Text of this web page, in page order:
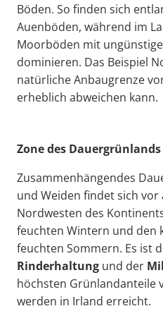
Böden. So finden sich
Auenböden, während im
Moorböden mit
dominieren. Das Beispiel
natürliche Anbaugrenze
erheblich abweichen kann.
Zone des Dauergrünlands
Zusammenhängendes
und Weiden findet sich
Nordwesten des
feuchten Wintern und den
feuchten Sommern. Es ist
Rinderhaltung und der
höchsten Grünlandanteile
werden in Irland erreicht.